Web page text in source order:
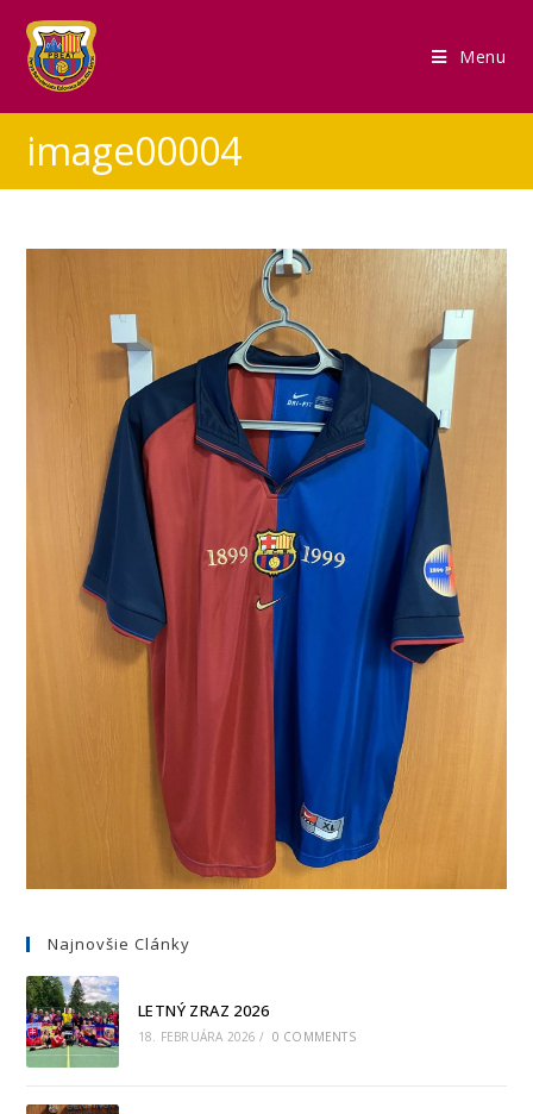
Menu
image00004
Najnovšie Clánky
LETNÝ ZRAZ 2026
18. FEBRUÁRA 2026 / 0 COMMENTS